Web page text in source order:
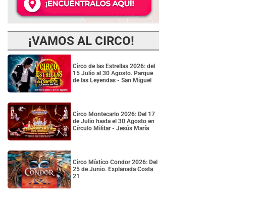
¡VAMOS AL CIRCO!
Circo de las Estrellas 2026: del
15 Julio al 30 Agosto. Parque
de las Leyendas - San Miguel
Circo Montecarlo 2026: Del 17
de Julio hasta el 30 Agosto en
Círculo Militar - Jesús María
Circo Místico Condor 2026: Del
25 de Junio. Explanada Costa
21